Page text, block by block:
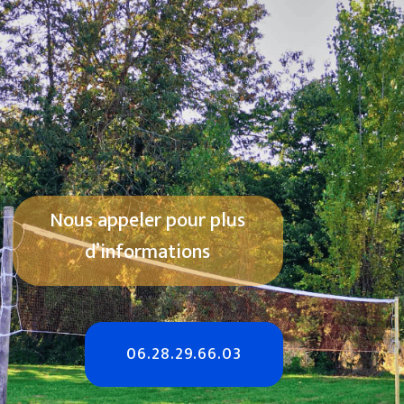
Nous appeler pour plus
d’informations
06.28.29.66.03